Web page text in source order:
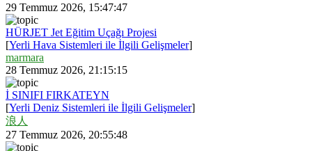
29 Temmuz 2026, 15:47:47
HÜRJET Jet Eğitim Uçağı Projesi
[Yerli Hava Sistemleri ile İlgili Gelişmeler]
marmara
28 Temmuz 2026, 21:15:15
İ SINIFI FIRKATEYN
[Yerli Deniz Sistemleri ile İlgili Gelişmeler]
浪人
27 Temmuz 2026, 20:55:48